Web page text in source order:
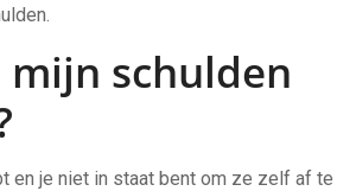
mijn schulden
en je niet in staat bent om ze zelf af te